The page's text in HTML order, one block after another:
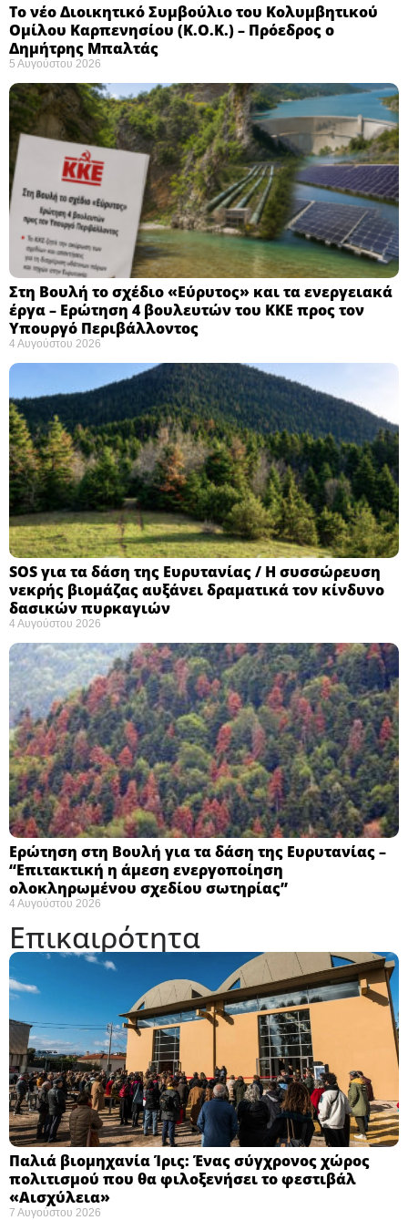
Το νέο Διοικητικό Συμβούλιο του Κολυμβητικού
Ομίλου Καρπενησίου (Κ.Ο.Κ.) – Πρόεδρος ο
Δημήτρης Μπαλτάς
5 Αυγούστου 2026
Στη Βουλή το σχέδιο «Εύρυτος» και τα ενεργειακά
έργα – Ερώτηση 4 βουλευτών του ΚΚΕ προς τον
Υπουργό Περιβάλλοντος
4 Αυγούστου 2026
SOS για τα δάση της Ευρυτανίας / Η συσσώρευση
νεκρής βιομάζας αυξάνει δραματικά τον κίνδυνο
δασικών πυρκαγιών
4 Αυγούστου 2026
Ερώτηση στη Βουλή για τα δάση της Ευρυτανίας –
“Eπιτακτική η άμεση ενεργοποίηση
ολοκληρωμένου σχεδίου σωτηρίας”
4 Αυγούστου 2026
Επικαιρότητα
Παλιά βιομηχανία Ίρις: Ένας σύγχρονος χώρος
πολιτισμού που θα φιλοξενήσει το φεστιβάλ
«Αισχύλεια» ​
7 Αυγούστου 2026